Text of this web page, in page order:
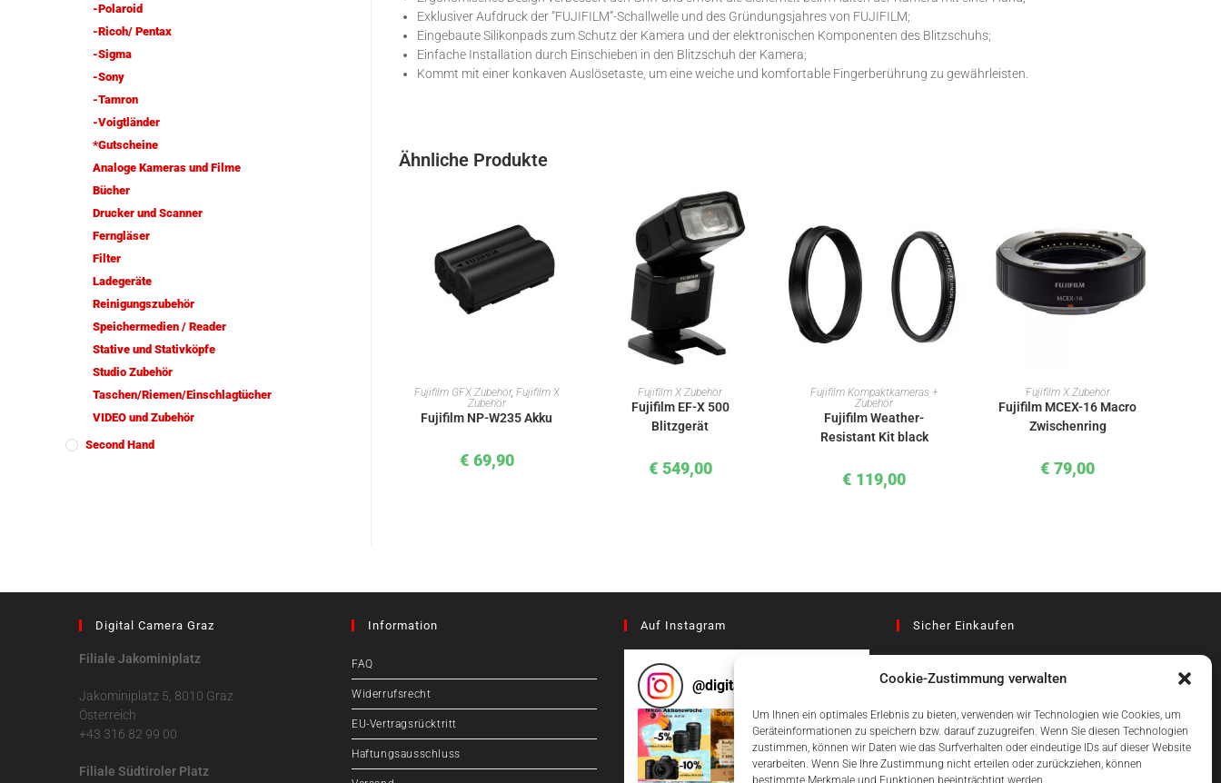
Cookie-Zustimmung verwalten
Um Ihnen ein optimales Erlebnis zu bieten, verwenden wir Technologien wie Cookies, um
Geräteinformationen zu speichern bzw. darauf zuzugreifen. Wenn Sie diesen Technologien
zustimmen, können wir Daten wie das Surfverhalten oder eindeutige IDs auf dieser Website
verarbeiten. Wenn Sie Ihre Zustimmung nicht erteilen oder zurückziehen, können
bestimmte Merkmale und Funktionen beeinträchtigt werden.
Exklusiver Aufdruck der “FUJIFILM”-Schallwelle und des Gründungsjahres von FUJIFILM;
Eingebaute Silikonpads zum Schutz der Kamera und der elektronischen Komponenten des Blitzschuhs;
Einfache Installation durch Einschieben in den Blitzschuh der Kamera;
Kommt mit einer konkaven Auslösetaste, um eine weiche und komfortable Fingerberührung zu gewährleisten.
Ähnliche Produkte
IN DEN WARENKORB
Fujifilm GFX Zubehör, Fujifilm X
Zubehör
Fujifilm NP-W235 Akku
€ 69,90
IN DEN WARENKORB
Fujifilm X Zubehör
Fujifilm EF-X 500
Blitzgerät
€ 549,00
IN DEN WARENKORB
Fujifilm Kompaktkameras +
Zubehör
Fujifilm Weather-
Resistant Kit black
€ 119,00
IN DEN WARENKORB
Fujifilm X Zubehör
Fujifilm MCEX-16 Macro
Zwischenring
€ 79,00
-Polaroid
-Ricoh/ Pentax
-Sigma
-Sony
-Tamron
-Voigtländer
*Gutscheine
Analoge Kameras und Filme
Bücher
Drucker und Scanner
Ferngläser
Filter
Ladegeräte
Reinigungszubehör
Speichermedien / Reader
Stative und Stativköpfe
Studio Zubehör
Taschen/Riemen/Einschlagtücher
VIDEO und Zubehör
Second Hand
Digital Camera Graz
Filiale Jakominiplatz
Jakominiplatz 5, 8010 Graz
Österreich
+43 316 82 99 00
Filiale Südtiroler Platz
Information
FAQ
Widerrufsrecht
EU-Vertragsrücktritt
Haftungsausschluss
Auf Instagram
@digitalcameragraz
Sicher Einkaufen
Einfach Online Bezahlen